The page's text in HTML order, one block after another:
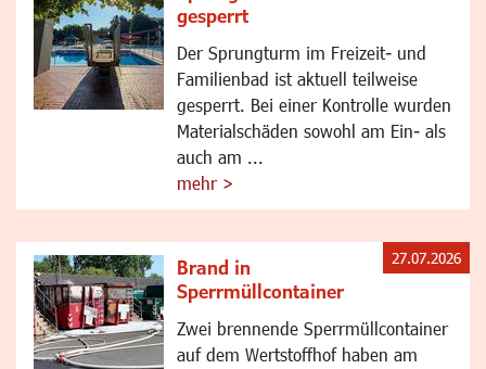
gesperrt
Der Sprungturm im Freizeit- und
Familienbad ist aktuell teilweise
gesperrt. Bei einer Kontrolle wurden
Materialschäden sowohl am Ein- als
auch am ...
mehr >
Brand in
Sperrmüllcontainer
Zwei brennende Sperrmüllcontainer
auf dem Wertstoffhof haben am
27.07.2026